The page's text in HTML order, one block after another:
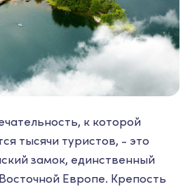
к которой
тысячи туристов, - это
замок, единственный
Европе. Крепость